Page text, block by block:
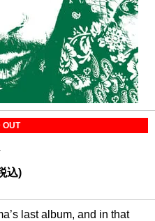
OUT
込)
last album, and in that